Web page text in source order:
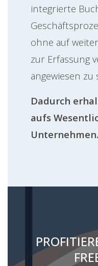
integrierte
ohne auf
zur Erfassung
angewiesen zu
Dadurch
aufs
Unternehmen.